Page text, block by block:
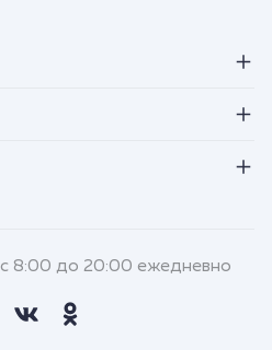
с 8:00 до 20:00 ежедневно